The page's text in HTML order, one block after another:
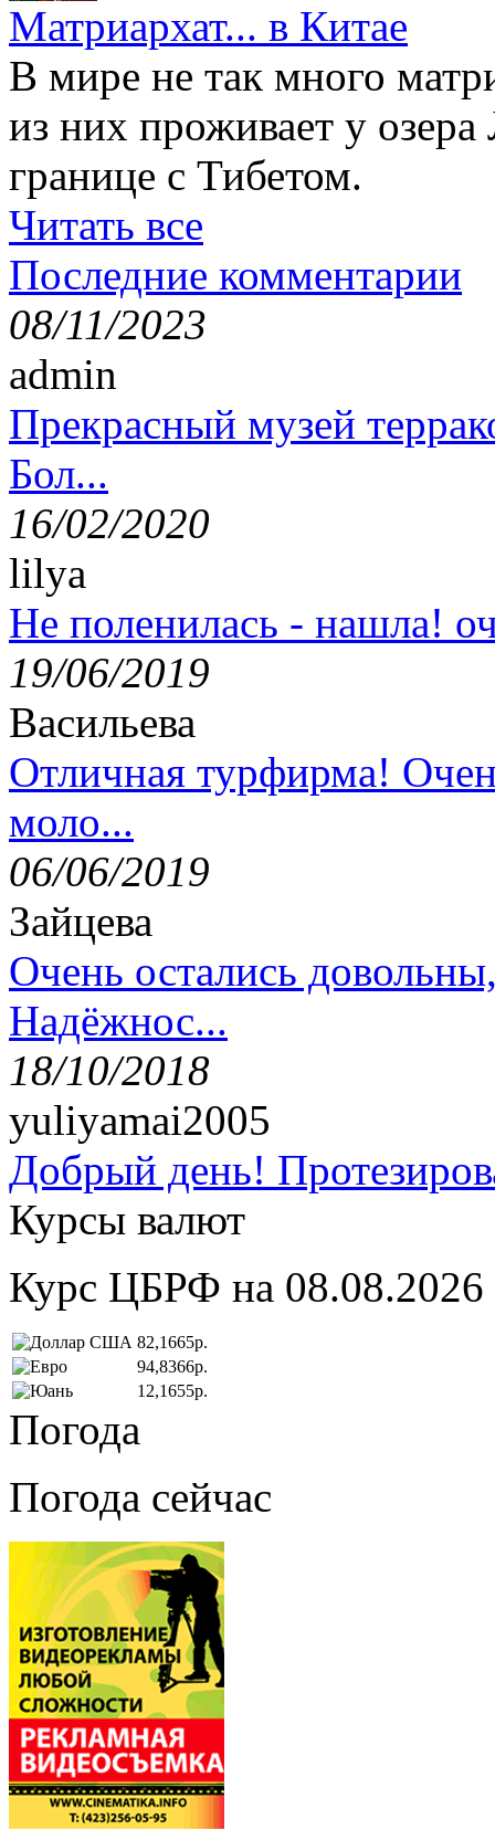
Матриархат... в Китае
В мире не так много
из них проживает у
границе с Тибетом.
Читать все
Последние комментарии
08/11/2023
admin
Прекрасный музей
Бол...
16/02/2020
lilya
Не поленилась - нашла!
19/06/2019
Васильева
Отличная турфирма!
моло...
06/06/2019
Зайцева
Очень остались
Надёжнос...
18/10/2018
yuliyamai2005
Добрый день!
Курсы валют
Курс ЦБРФ на 08.08.2026
82,1665р.
94,8366р.
12,1655р.
Погода
Погода сейчас